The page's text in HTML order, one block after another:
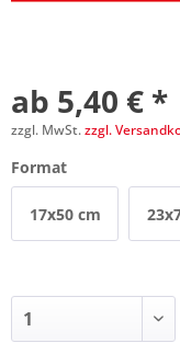
ab 5,40 € *
zzgl. MwSt.zzgl.
Format
17x50 cm